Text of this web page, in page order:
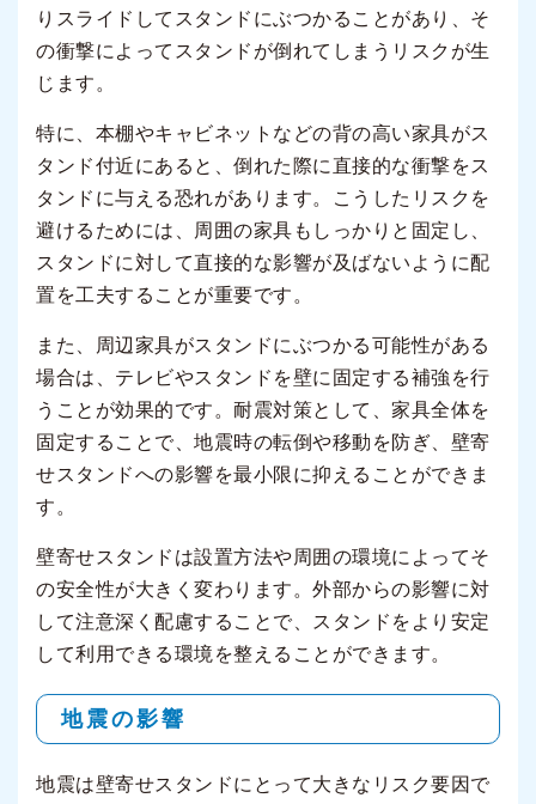
りスライドしてスタンドにぶつかることがあり、そ
の衝撃によってスタンドが倒れてしまうリスクが生
じます。
特に、本棚やキャビネットなどの背の高い家具がス
タンド付近にあると、倒れた際に直接的な衝撃をス
タンドに与える恐れがあります。こうしたリスクを
避けるためには、周囲の家具もしっかりと固定し、
スタンドに対して直接的な影響が及ばないように配
置を工夫することが重要です。
また、周辺家具がスタンドにぶつかる可能性がある
場合は、テレビやスタンドを壁に固定する補強を行
うことが効果的です。耐震対策として、家具全体を
固定することで、地震時の転倒や移動を防ぎ、壁寄
せスタンドへの影響を最小限に抑えることができま
す。
壁寄せスタンドは設置方法や周囲の環境によってそ
の安全性が大きく変わります。外部からの影響に対
して注意深く配慮することで、スタンドをより安定
して利用できる環境を整えることができます。
地震の影響
地震は壁寄せスタンドにとって大きなリスク要因で